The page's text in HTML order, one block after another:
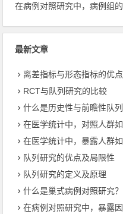
在病例对照研究中，病例组的
最新文章
离差指标与形态指标的优
RCT与队列研究的比较
什么是历史性与前瞻性队列
在医学统计中，对照人群如
在医学统计中，暴露人群如
队列研究的优点及局限性
队列研究的定义及原理
什么是巢式病例对照研究？
在病例对照研究中，暴露因